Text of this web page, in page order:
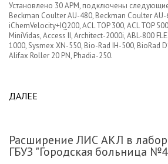
Установлено 30 АРМ, подключены
Beckman Coulter AU-480, Beckman Coulter AU-
iChemVelocity+IQ200, ACL TOP 300, ACL TOP
MiniVidas, Access II, Architect-2000i, ABL-800
1000, Sysmex XN-550, Bio-Rad IH-500, BioRad
Alifax Roller 20 PN, Phadia-250.
ДАЛЕЕ
Расширение ЛИС АКЛ в
ГБУЗ "Городская больница